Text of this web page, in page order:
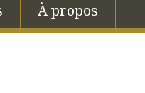
À propos